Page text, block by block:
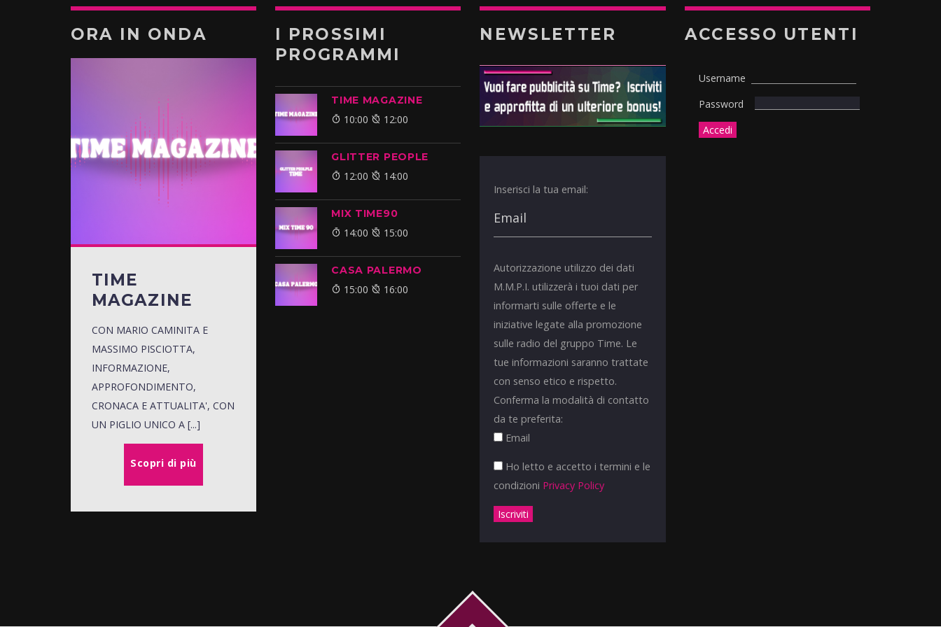
ORA IN ONDA
TIME
MAGAZINE
CON MARIO CAMINITA E
MASSIMO PISCIOTTA,
INFORMAZIONE,
APPROFONDIMENTO,
CRONACA E ATTUALITA', CON
UN PIGLIO UNICO A [...]
Scopri di più
I PROSSIMI
PROGRAMMI
TIME MAGAZINE
10:00 12:00
GLITTER PEOPLE
12:00 14:00
MIX TIME90
14:00 15:00
CASA PALERMO
15:00 16:00
NEWSLETTER
Inserisci la tua email:
Autorizzazione utilizzo dei dati
M.M.P.I. utilizzerà i tuoi dati per
informarti sulle offerte e le
iniziative legate alla promozione
sulle radio del gruppo Time. Le
tue informazioni saranno trattate
con senso etico e rispetto.
Conferma la modalità di contatto
da te preferita:
Email
Ho letto e accetto i termini e le
condizioni Privacy Policy
ACCESSO UTENTI
Username
Password